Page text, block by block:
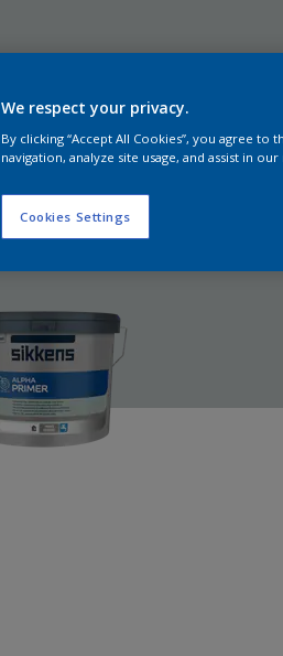
We respect your privacy.
By clicking “Accept All Cookies”, you agree
navigation, analyze site usage, and assist in
Cookies Settings